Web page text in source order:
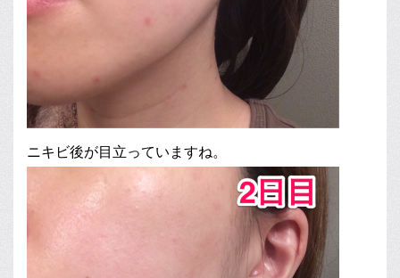
ニキビ後が目立っていますね。